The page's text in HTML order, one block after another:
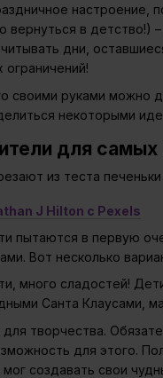
настроение,
вернуться в детство!)
дни,
ограничений!
своими руками можно
некоторыми
для самых
J Hilton с Pexels
пытаются в первую
Вот несколько
много сладостей!
Санта Клаусами,
творчества.
для этого.
мог создавать свои